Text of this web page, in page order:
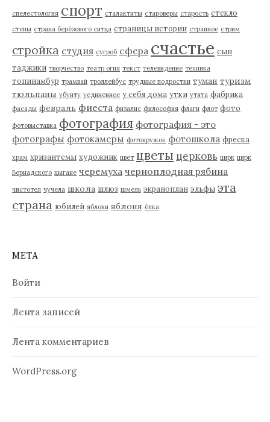
спелестология спорт сталактиты староверы старость стекло
стены страна берёзового ситца страницы истории странное стрим
стройка студия сугроб сфера счастье сын
таджики творчество театр огня текст телевидение техника
топинамбур трамвай троллейбус трудные подростки туман туризм
тюльпаны убунту уединенное у себя дома утки утята фабрика
фасады февраль фиеста физалис философия флаги флот фото
фотовыставка фотография фотография - это
фотографы фотокамеры фотокружок фотошкола фреска
храм хризантемы художник цвет цветы церковь цирк цирк
Вернадского цыгане черемуха черноплодная рябина
чистотел чучела школа шлюз шмель экраноплан эльфы эта
страна юбилей яблоки яблоня ёлка
МЕТА
Войти
Лента записей
Лента комментариев
WordPress.org